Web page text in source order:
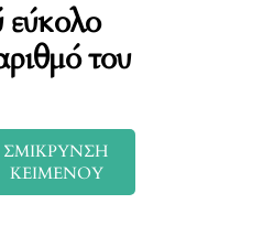
του
ΣΜΙΚΡΥΝΣΗ
ΚΕΙΜΕΝΟΥ